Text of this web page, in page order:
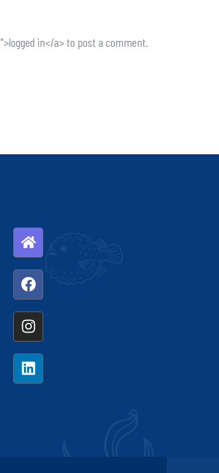
in</a> to post a comment.